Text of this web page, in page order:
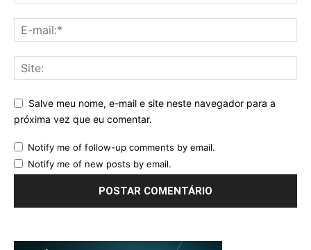
Salve meu nome, e-mail e site neste navegador para a
próxima vez que eu comentar.
Notify me of follow-up comments by email.
Notify me of new posts by email.